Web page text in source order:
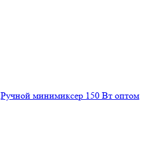
Ручной минимиксер 150 Вт оптом